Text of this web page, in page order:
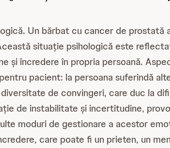
Un bărbat cu cancer de prostată
situație psihologică este
și încredere în propria persoană.
pacient: la persoana suferindă
de convingeri, care duc la
de instabilitate și incertitudine,
moduri de gestionare a acestor
care poate fi un prieten, un